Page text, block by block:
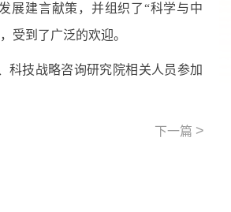
展建言献策，并组织了“科学与中
受到了广泛的欢迎。
科技战略咨询研究院相关人员参加
下一篇 >